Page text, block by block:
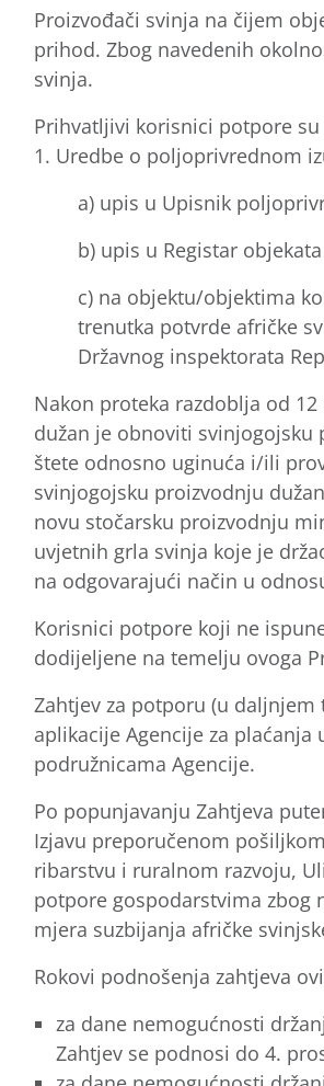
Proizvođači svinja na čijem
prihod. Zbog navedenih
svinja.
Prihvatljivi korisnici potpore su
1. Uredbe o poljoprivrednom
a) upis u Upisnik
b) upis u Registar
c) na objektu/objektima
trenutka potvrde afričke
Državnog inspektorata
Nakon proteka razdoblja od
dužan je obnoviti
štete odnosno uginuća i/ili
svinjogojsku proizvodnju
novu stočarsku proizvodnju
uvjetnih grla svinja koje je
na odgovarajući način u
Korisnici potpore koji ne
dodijeljene na temelju ovoga
Zahtjev za potporu (u daljnjem
aplikacije Agencije za
podružnicama Agencije.
Po popunjavanju Zahtjeva
Izjavu preporučenom
ribarstvu i ruralnom razvoju,
potpore gospodarstvima zbog
mjera suzbijanja afričke
Rokovi podnošenja zahtjeva
za dane nemogućnosti
Zahtjev se podnosi do 4.